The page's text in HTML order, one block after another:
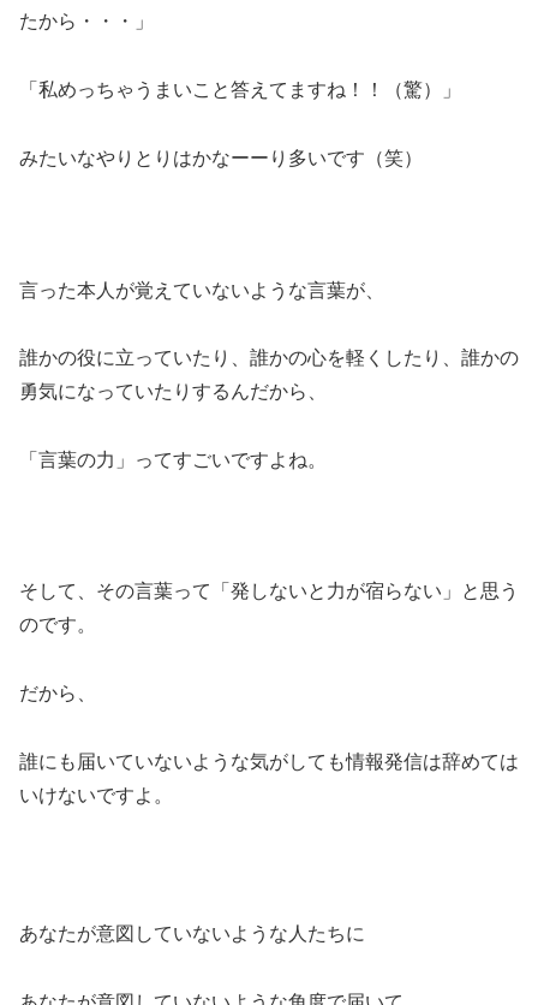
たから・・・」
「私めっちゃうまいこと答えてますね！！（驚）」
みたいなやりとりはかなーーり多いです（笑）
言った本人が覚えていないような言葉が、
誰かの役に立っていたり、誰かの心を軽くしたり、誰かの
勇気になっていたりするんだから、
「言葉の力」ってすごいですよね。
そして、その言葉って「発しないと力が宿らない」と思う
のです。
だから、
誰にも届いていないような気がしても情報発信は辞めては
いけないですよ。
あなたが意図していないような人たちに